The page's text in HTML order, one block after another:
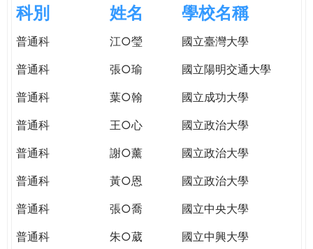
格。
e
r
e
科別 姓名 學校名稱
普通科 江○瑩
國立臺灣大學
普通科
張○瑜
國立陽明交通大學
普通科
葉○翰
國立成功大學
普通科
王○心
國立政治大學
普通科
謝○薰
國立政治大學
普通科
黃○恩
國立政治大學
普通科
張○喬
國立中央大學
普通科
朱○葳
國立中興大學